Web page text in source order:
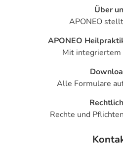
Über
APONEO
APONEO
Mit integriertem
Alle Formulare
Rechte und